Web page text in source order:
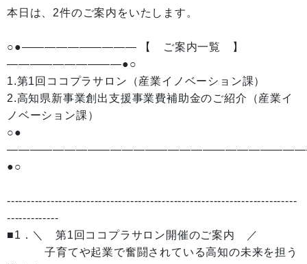
本日は、2件のご案内をいたします。
○●—————————— 【 ご案内一覧 】
——————————●○
1.第1回ココプラサロン（産業イノベーション課）
2.高知県新事業創出支援事業費補助金のご紹介（産業イ
ノベーション課）
○●
●○
-------------------------------------------------------------------------
-------------
■1．＼ 第1回ココプラサロン開催のご案内 ／
子育てや起業で奮闘されている高知の未来を担う